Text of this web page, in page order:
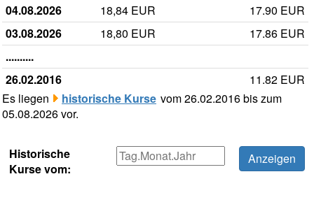
04.08.2026
18,84 EUR
17.90 EUR
03.08.2026
18,80 EUR
17.86 EUR
..........
26.02.2016
11.82 EUR
Es liegen
historische Kurse vom 26.02.2016 bis zum
05.08.2026 vor.
Historische
Kurse vom: